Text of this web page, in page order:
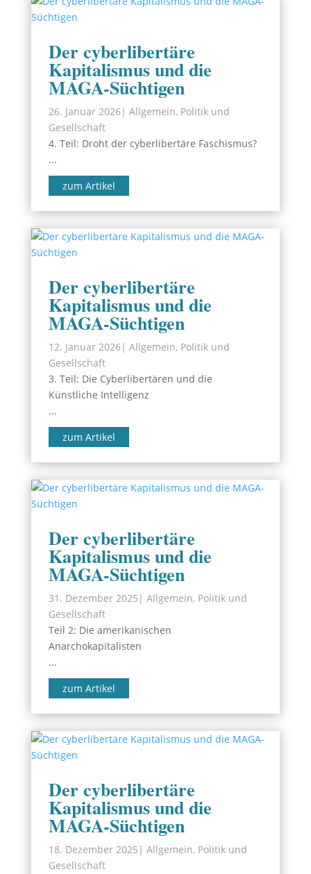
Der cyberlibertäre
Kapitalismus und die
MAGA-Süchtigen
26. Januar 2026| Allgemein, Politik und
Gesellschaft
4. Teil: Droht der cyberlibertäre Faschismus?
...
zum Artikel
Der cyberlibertäre
Kapitalismus und die
MAGA-Süchtigen
12. Januar 2026| Allgemein, Politik und
Gesellschaft
3. Teil: Die Cyberlibertären und die
Künstliche Intelligenz
...
zum Artikel
Der cyberlibertäre
Kapitalismus und die
MAGA-Süchtigen
31. Dezember 2025 | Allgemein, Politik und
Gesellschaft
Teil 2: Die amerikanischen
Anarchokapitalisten
...
zum Artikel
Der cyberlibertäre
Kapitalismus und die
MAGA-Süchtigen
18. Dezember 2025 | Allgemein, Politik und
Gesellschaft